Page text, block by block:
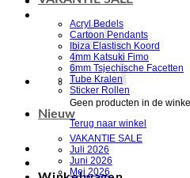
Geen producten in de
Terug naar winkel
Acryl Bedels
Cartoon Pendants
Ibiza Elastisch Koord
4mm Katsuki Fimo
6mm Tsjechische Facetten
Tube Kralen
Sticker Rollen
Nieuw
VAKANTIE SALE
Juli 2026
Juni 2026
Mei 2026